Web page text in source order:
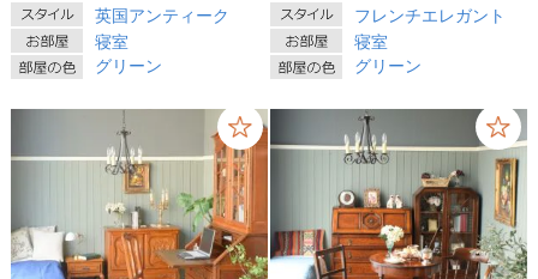
英国アンティーク
寝室
グリーン
フレンチエレガント
寝室
グリーン